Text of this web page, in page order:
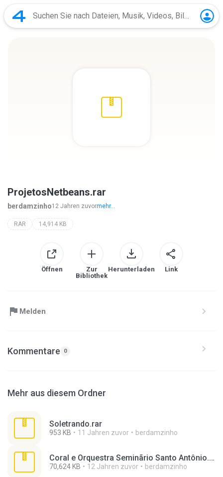
ProjetosNetbeans.rar
berdamzinho12 Jahren zuvormehr...
RAR 14,914 KB
Öffnen
Zur
Bibliothek
Herunterladen Link
Melden
Kommentare 0
Mehr aus diesem Ordner
Soletrando.rar
953 KB 11 Jahren zuvor berdamzinho
Coral e Orquestra Seminãrio Santo Antônio.rar
70,624 KB 12 Jahren zuvor berdamzinho